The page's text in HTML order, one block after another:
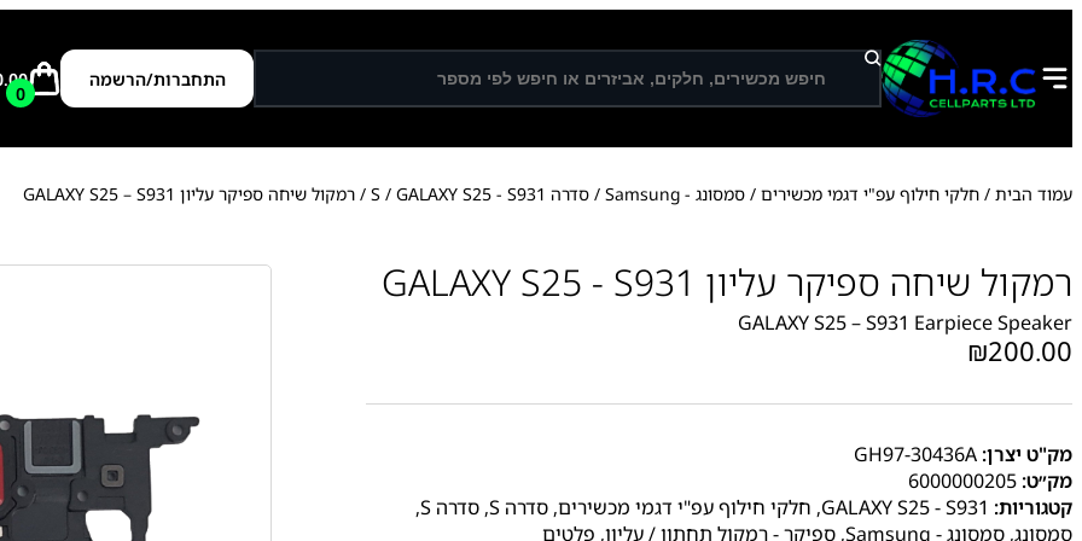
ח
י
פ
התחברות/הרשמה
0
עמוד הבית / חלקי חילוף עפ"י דגמי מכשירים / סמסונג - Samsung / סדרה S / GALAXY S25 - S931 / רמקול שיחה ספיקר עליון GALAXY S25 – S931
רמקול שיחה ספיקר עליון GALAXY S25 - S931
GALAXY S25 – S931 Earpiece Speaker
₪200.00
מק"ט יצרן: GH97-30436A
מק״ט: 6000000205
קטגוריות: GALAXY S25 - S931
, חלקי חילוף עפ"י דגמי מכשירים, סדרה S , סדרה S
,
סמסונג, סמסונג - Samsung , ספיקר - רמקול תחתון / עליון, פלטים